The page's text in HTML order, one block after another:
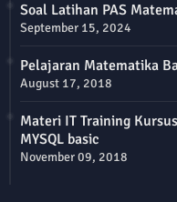
Soal Latihan PAS
September 15, 2024
Pelajaran Matematika
August 17, 2018
Materi IT Training
MYSQL basic
November 09, 2018